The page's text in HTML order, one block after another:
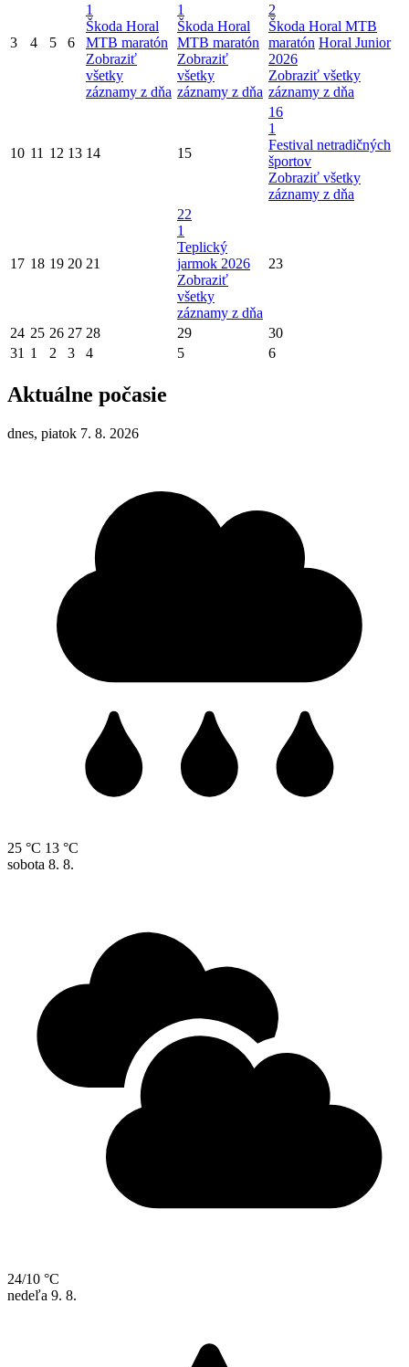
3 4 5 6
1
Škoda Horal
MTB maratón
Zobraziť
všetky
záznamy z dňa
1
Škoda Horal
MTB maratón
Zobraziť
všetky
záznamy z dňa
2
Škoda Horal MTB
maratón Horal Junior
2026
Zobraziť všetky
záznamy z dňa
10 11 12 13 14 15
16
1
Festival netradičných
športov
Zobraziť všetky
záznamy z dňa
17 18 19 20 21
22
1
Teplický
jarmok 2026
Zobraziť
všetky
záznamy z dňa
23
24 25 26 27 28 29
30
31 1 2 3 4 5 6
Aktuálne počasie
dnes, piatok 7. 8. 2026
25 °C 13 °C
sobota 8. 8.
24/10 °C
nedeľa 9. 8.